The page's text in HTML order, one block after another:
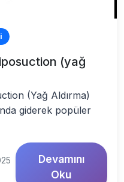
(yağ
(Yağ Aldırma)
giderek popüler
Devamını
Oku